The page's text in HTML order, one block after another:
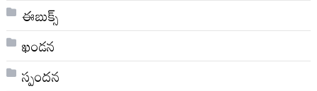
ఈబుక్స్
ఖండన
స్పందన